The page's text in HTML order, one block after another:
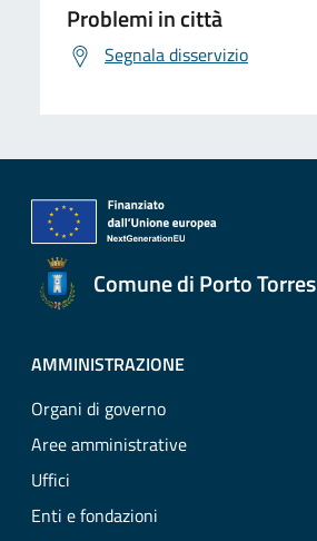
Problemi in città
Segnala disservizio
Comune di Porto Torres
AMMINISTRAZIONE
Organi di governo
Aree amministrative
Uffici
Enti e fondazioni